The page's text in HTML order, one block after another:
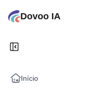
Dovoo IA
Início